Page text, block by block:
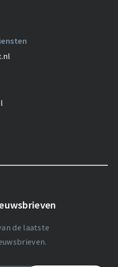
de laatste